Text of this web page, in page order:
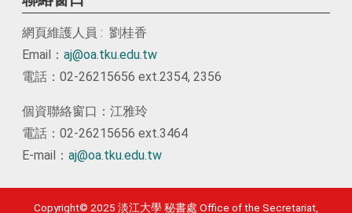
網頁維護人員 : 劉桂香
Email： aj@oa.tku.edu.tw
電話：02-26215656 ext.2354, 2356
個資聯絡窗口：江雅玲
電話：02-26215656 ext.3464
E-mail： aj@oa.tku.edu.tw
Copyright© 2025 淡江大學 秘書處 Office of the Secretariat,